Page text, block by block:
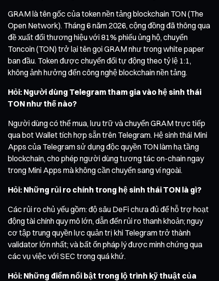
GRAM là tên gốc của token nền tảng blockchain TON (The
Open Network). Tháng 6 năm 2026, cộng đồng đã thông qua
đề xuất đổi thương hiệu với 81% phiếu ủng hộ, chuyển
Toncoin (TON) trở lại tên gọi GRAM như trong white paper
ban đầu. Token được chuyển đổi tự động theo tỷ lệ 1:1,
không ảnh hưởng đến công nghệ blockchain nền tảng.
Hỏi: Người dùng Telegram tham gia vào hệ sinh thái
TON như thế nào?
Người dùng có thể mua, lưu trữ và chuyển GRAM trực tiếp
qua bot Wallet tích hợp sẵn trên Telegram. Hệ sinh thái Mini
Apps của Telegram sử dụng độc quyền TON làm hạ tầng
blockchain, cho phép người dùng tương tác on-chain ngay
trong Mini Apps mà không cần chuyển sang ví ngoài.
Hỏi: Những rủi ro chính trong hệ sinh thái TON là gì?
Các rủi ro chủ yếu gồm: độ sâu DeFi chưa đủ để hỗ trợ hoạt
động tài chính quy mô lớn, dẫn đến rủi ro thanh khoản; nguy
cơ tập trung quyền lực quản trị khi Telegram trở thành
validator lớn nhất; và bất ổn pháp lý được minh chứng qua
các vụ việc với SEC trong quá khứ.
Hỏi: Những điểm nổi bật trong lộ trình kỹ thuật của